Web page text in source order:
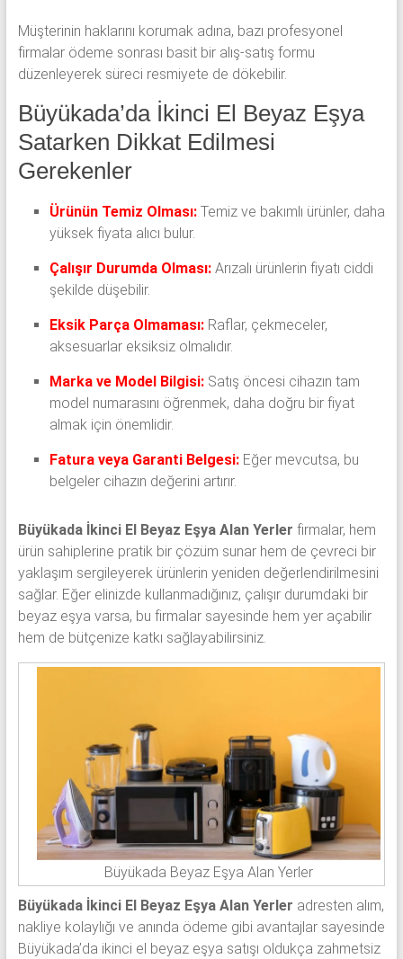
Müşterinin haklarını korumak adına, bazı profesyonel
firmalar ödeme sonrası basit bir alış-satış formu
düzenleyerek süreci resmiyete de dökebilir.
Büyükada’da İkinci El Beyaz Eşya
Satarken Dikkat Edilmesi
Gerekenler
Ürünün Temiz Olması:Temiz ve bakımlı ürünler, daha
yüksek fiyata alıcı bulur.
Çalışır Durumda Olması: Arızalı ürünlerin fiyatı ciddi
şekilde düşebilir.
Eksik Parça Olmaması: Raflar, çekmeceler,
aksesuarlar eksiksiz olmalıdır.
Marka ve Model Bilgisi:Satış öncesi cihazın tam
model numarasını öğrenmek, daha doğru bir fiyat
almak için önemlidir.
Fatura veya Garanti Belgesi:Eğer mevcutsa, bu
belgeler cihazın değerini artırır.
Büyükada İkinci El Beyaz Eşya Alan Yerler firmalar, hem
ürün sahiplerine pratik bir çözüm sunar hem de çevreci bir
yaklaşım sergileyerek ürünlerin yeniden değerlendirilmesini
sağlar. Eğer elinizde kullanmadığınız, çalışır durumdaki bir
beyaz eşya varsa, bu firmalar sayesinde hem yer açabilir
hem de bütçenize katkı sağlayabilirsiniz.
Büyükada Beyaz Eşya Alan Yerler
Büyükada İkinci El Beyaz Eşya Alan Yerler adresten alım,
nakliye kolaylığı ve anında ödeme gibi avantajlar sayesinde
Büyükada’da ikinci el beyaz eşya satışı oldukça zahmetsiz